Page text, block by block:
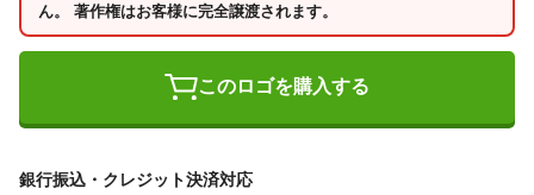
ん。 著作権はお客様に完全譲渡されます。
このロゴを購入する
銀行振込・クレジット決済対応